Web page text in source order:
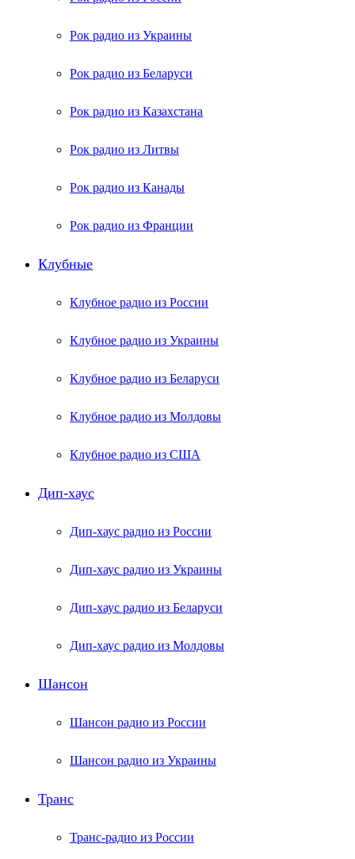
Рок радио из Украины
Рок радио из Беларуси
Рок радио из Казахстана
Рок радио из Литвы
Рок радио из Канады
Рок радио из Франции
Клубные
Клубное радио из России
Клубное радио из Украины
Клубное радио из Беларуси
Клубное радио из Молдовы
Клубное радио из США
Дип-хаус
Дип-хаус радио из России
Дип-хаус радио из Украины
Дип-хаус радио из Беларуси
Дип-хаус радио из Молдовы
Шансон
Шансон радио из России
Шансон радио из Украины
Транс
Транс-радио из России